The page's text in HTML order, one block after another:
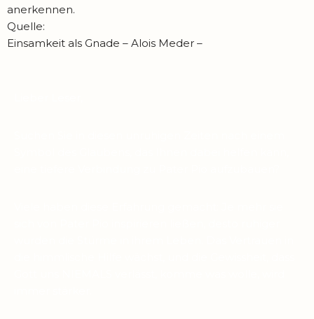
anerkennen.
Quelle:
Einsamkeit als Gnade – Alois Meder –